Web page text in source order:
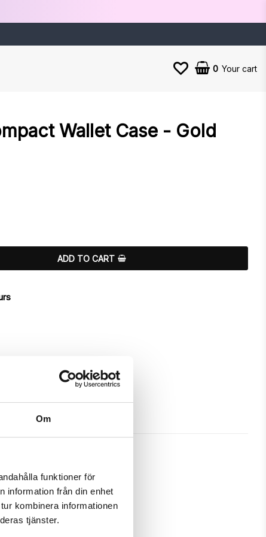
Om
funktioner för
information från din enhet
kombinera informationen
tjänster.
0 Your cart
Wallet Case - Gold
ADD TO CART
gives great protection and has